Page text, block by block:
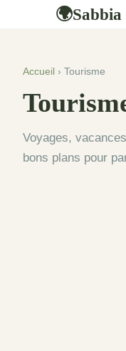
🌍
Accueil › Tourisme
Voyages,
bons plans pour